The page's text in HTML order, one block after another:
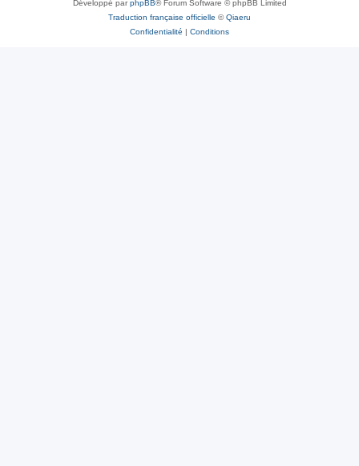
Développé parphpBB® Forum Software © phpBB Limited
Traduction française officielle ©Qiaeru
Confidentialité | Conditions